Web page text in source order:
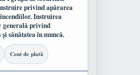
privind apărarea
Instruirea
generală privind
sănătatea în muncă.
Cont de plată